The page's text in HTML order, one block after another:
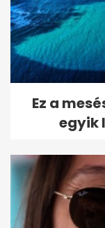
Ez a
egyik